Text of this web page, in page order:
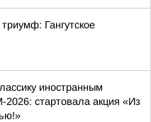
Гангутское
иностранным
стартовала акция «Из